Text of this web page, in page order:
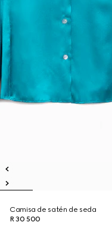
Camisa de satén de seda
R 30 500